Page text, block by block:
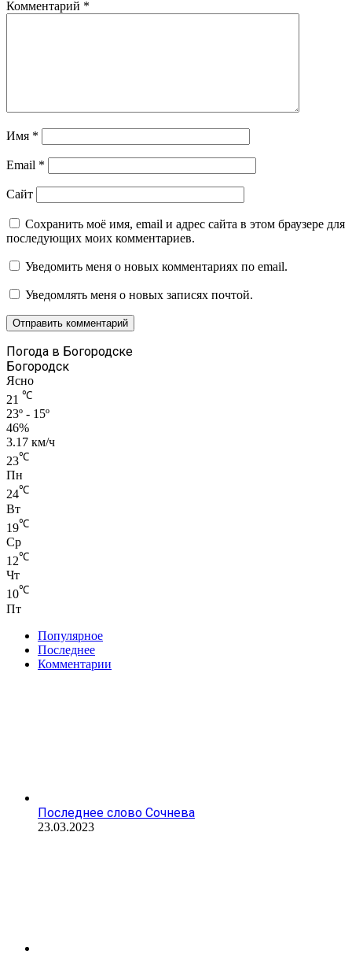
Комментарий *
Имя *
Email *
Сайт
Сохранить моё имя, email и адрес сайта в этом браузере для
последующих моих комментариев.
Уведомить меня о новых комментариях по email.
Уведомлять меня о новых записях почтой.
Погода в Богородске
Богородск
Ясно
21 ℃
23º - 15º
46%
3.17 км/ч
23℃
Пн
24℃
Вт
19℃
Ср
12℃
Чт
10℃
Пт
Популярное
Последнее
Комментарии
Последнее слово Сочнева
23.03.2023